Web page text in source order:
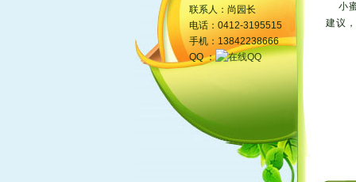
小蜜
建议
联系人：尚园长
电话：0412-3195515
手机：13842238666
QQ ：